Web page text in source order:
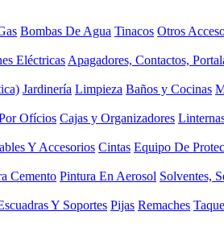
Bombas De Agua Tinacos Otros
Eléctricas Apagadores, Contactos,
Jardinería Limpieza Baños y Cocinas
Ofícios Cajas y Organizadores
Y Accesorios Cintas Equipo De
Cemento Pintura En Aerosol Solventes,
Y Soportes Pijas Remaches